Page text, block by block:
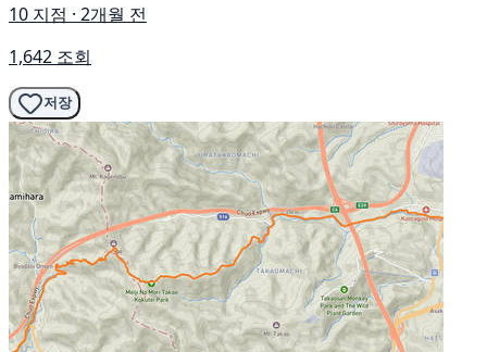
10 지점 · 2개월 전
1,642 조회
저장